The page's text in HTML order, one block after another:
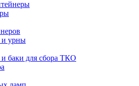
и урны
баки для сбора ТКО